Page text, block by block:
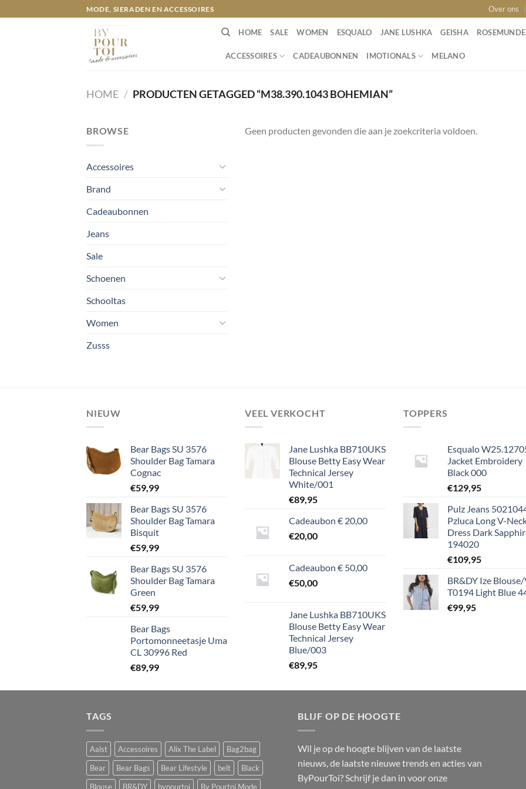
naar
MODE, SIERADEN EN ACCESSOIRES Over ons
HOME SALE WOMEN ESQUALO JANE LUSHKA GEISHA ROSEMUNDE
ACCESSOIRES CADEAUBONNEN IMOTIONALS MELANO
HOME / PRODUCTEN GETAGGED “M38.390.1043 BOHEMIAN”
BROWSE
Accessoires
Brand
Cadeaubonnen
Jeans
Sale
Schoenen
Schooltas
Women
Zusss
Geen producten gevonden die aan je zoekcriteria voldoen.
NIEUW
Bear Bags SU 3576
Shoulder Bag Tamara
Cognac
€59,99
Bear Bags SU 3576
Shoulder Bag Tamara
Bisquit
€59,99
Bear Bags SU 3576
Shoulder Bag Tamara
Green
€59,99
Bear Bags
Portomonneetasje Uma
CL 30996 Red
€89,99
VEEL VERKOCHT
Jane Lushka BB710UKS
Blouse Betty Easy Wear
Technical Jersey
White/001
€89,95
Cadeaubon € 20,00
€20,00
Cadeaubon € 50,00
€50,00
Jane Lushka BB710UKS
Blouse Betty Easy Wear
Technical Jersey
Blue/003
€89,95
TOPPERS
Esqualo
Jacket Embroidery
Black 000
€129,95
Pulz Jeans
Pzluca Long V-
Dress Dark
194020
€109,95
BR&DY Ize
T0194 Light Blue
€99,95
TAGS
Aalst Accessoires Alix The Label
Bag2bag
Bear
Bear Bags Bear Lifestyle belt
Black
Blouse
BR&DY bypourtoi
By Pourtoi Mode
BLIJF OP DE HOOGTE
Wil je op de hoogte blijven van de laatste
nieuws, de laatste nieuwe trends en acties van
ByPourToi? Schrijf je dan in voor onze